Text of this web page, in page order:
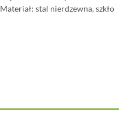
Materiał: stal nierdzewna, szkło